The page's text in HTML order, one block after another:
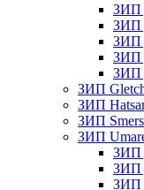
ЗИП
ЗИП
ЗИП
ЗИП
ЗИП
ЗИП
ЗИП
ЗИП
ЗИП
ЗИП
ЗИП
ЗИП